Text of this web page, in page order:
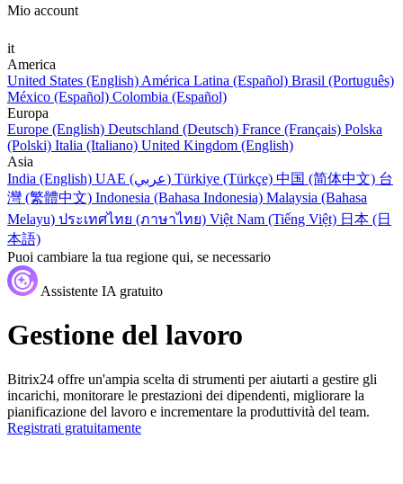
Mio account
it
America
United States (English) América Latina (Español) Brasil (Português)
México (Español) Colombia (Español)
Europa
Europe (English) Deutschland (Deutsch) France (Français) Polska
(Polski) Italia (Italiano) United Kingdom (English)
Asia
India (English)
UAE (عربي) Türkiye (Türkçe) 中国 (简体中文) 台
灣 (繁體中文) Indonesia (Bahasa Indonesia) Malaysia (Bahasa
Melayu) ประเทศไทย (ภาษาไทย) Việt Nam (Tiếng Việt) 日本 (日
本語)
Puoi cambiare la tua regione qui, se necessario
Assistente IA gratuito
Gestione del lavoro
Bitrix24 offre un'ampia scelta di strumenti per aiutarti a gestire gli
incarichi, monitorare le prestazioni dei dipendenti, migliorare la
pianificazione del lavoro e incrementare la produttività del team.
Registrati gratuitamente